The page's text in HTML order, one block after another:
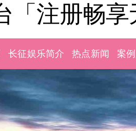
注册畅享
长征娱乐简介 热点新闻 案